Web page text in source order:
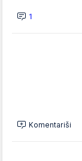
1
Komentariši